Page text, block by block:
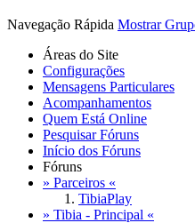
Navegação Rápida Mostrar
Áreas do Site
Configurações
Mensagens Particulares
Acompanhamentos
Quem Está Online
Pesquisar Fóruns
Início dos Fóruns
Fóruns
» Parceiros «
TibiaPlay
» Tibia - Principal «